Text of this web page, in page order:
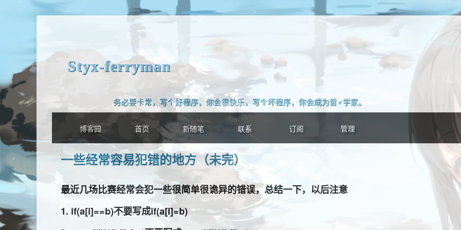
Styx-ferryman
务必要卡常，写个好程序，你会很快乐，写个坏程序，你会成为哲♂学家。
博客园 首页 新随笔 联系 订阅 管理
一些经常容易犯错的地方（未完）
最近几场比赛经常会犯一些很简单很诡异的错误，总结一下，以后注意
1. if(a[i]==b)不要写成if(a[i]=b)